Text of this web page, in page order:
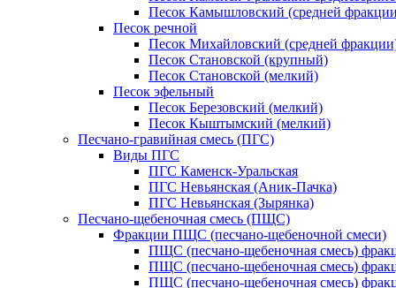
Песок Камышловский (средней
Песок речной
Песок Михайловский (средней
Песок Становской (крупный)
Песок Становской (мелкий)
Песок эфельный
Песок Березовский (мелкий)
Песок Кыштымский (мелкий)
Песчано-гравийная смесь (ПГС)
Виды ПГС
ПГС Каменск-Уральская
ПГС Невьянская (Аник-Пачка)
ПГС Невьянская (Зырянка)
Песчано-щебеночная смесь (ПЩС)
Фракции ПЩС (песчано-щебеночной смеси)
ПЩС (песчано-щебеночная смесь)
ПЩС (песчано-щебеночная смесь)
ПЩС (песчано-щебеночная смесь)